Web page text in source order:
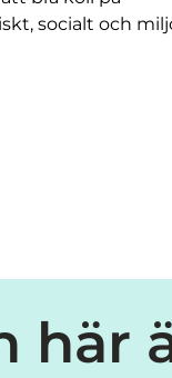
socialt och
här